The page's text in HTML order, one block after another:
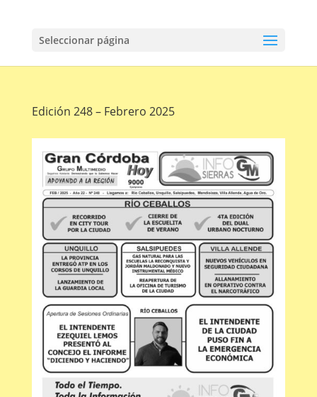
Seleccionar página
Edición 248 – Febrero 2025